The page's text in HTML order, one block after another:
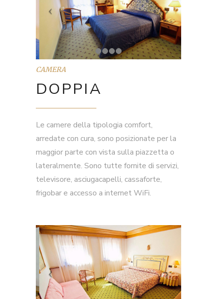
CAMERA
DOPPIA
Le camere della tipologia comfort,
arredate con cura, sono posizionate per la
maggior parte con vista sulla piazzetta o
lateralmente. Sono tutte fornite di servizi,
televisore, asciugacapelli, cassaforte,
frigobar e accesso a internet WiFi.